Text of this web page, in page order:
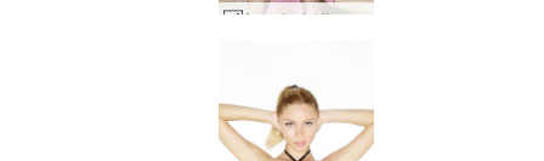
Anna L pinkit nahkaiset alusvaatteet #17